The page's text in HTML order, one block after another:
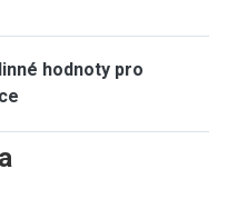
hodnoty pro